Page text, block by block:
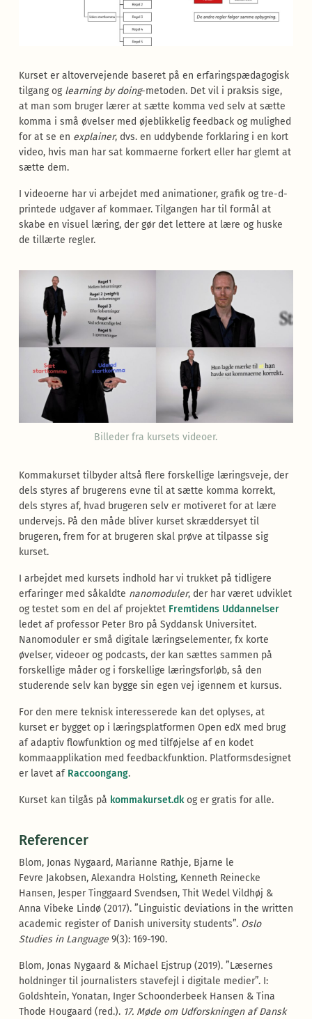
Kurset er altovervejende baseret på en erfaringspædagogisk
tilgang og learning by doing-metoden. Det vil i praksis sige,
at man som bruger lærer at sætte komma ved selv at sætte
komma i små øvelser med øjeblikkelig feedback og mulighed
for at se en explainer, dvs. en uddybende forklaring i en kort
video, hvis man har sat kommaerne forkert eller har glemt at
sætte dem.
I videoerne har vi arbejdet med animationer, grafik og tre-d-
printede udgaver af kommaer. Tilgangen har til formål at
skabe en visuel læring, der gør det lettere at lære og huske
de tillærte regler.
Billeder fra kursets videoer.
Kommakurset tilbyder altså flere forskellige læringsveje, der
dels styres af brugerens evne til at sætte komma korrekt,
dels styres af, hvad brugeren selv er motiveret for at lære
undervejs. På den måde bliver kurset skræddersyet til
brugeren, frem for at brugeren skal prøve at tilpasse sig
kurset.
I arbejdet med kursets indhold har vi trukket på tidligere
erfaringer med såkaldte nanomoduler, der har været udviklet
og testet som en del af projektet Fremtidens Uddannelser
ledet af professor Peter Bro på Syddansk Universitet.
Nanomoduler er små digitale læringselementer, fx korte
øvelser, videoer og podcasts, der kan sættes sammen på
forskellige måder og i forskellige læringsforløb, så den
studerende selv kan bygge sin egen vej igennem et kursus.
For den mere teknisk interesserede kan det oplyses, at
kurset er bygget op i læringsplatformen Open edX med brug
af adaptiv flowfunktion og med tilføjelse af en kodet
kommaapplikation med feedbackfunktion. Platformsdesignet
er lavet af Raccoongang.
Kurset kan tilgås på kommakurset.dkog er gratis for alle.
Referencer
Blom, Jonas Nygaard, Marianne Rathje, Bjarne le
Fevre Jakobsen, Alexandra Holsting, Kenneth Reinecke
Hansen, Jesper Tinggaard Svendsen, Thit Wedel Vildhøj &
Anna Vibeke Lindø (2017). ”Linguistic deviations in the written
academic register of Danish university students”. Oslo
Studies in Language 9(3): 169-190.
Blom, Jonas Nygaard & Michael Ejstrup (2019). ”Læsernes
holdninger til journalisters stavefejl i digitale medier”. I:
Goldshtein, Yonatan, Inger Schoonderbeek Hansen & Tina
Thode Hougaard (red.). 17. Møde om Udforskningen af Dansk